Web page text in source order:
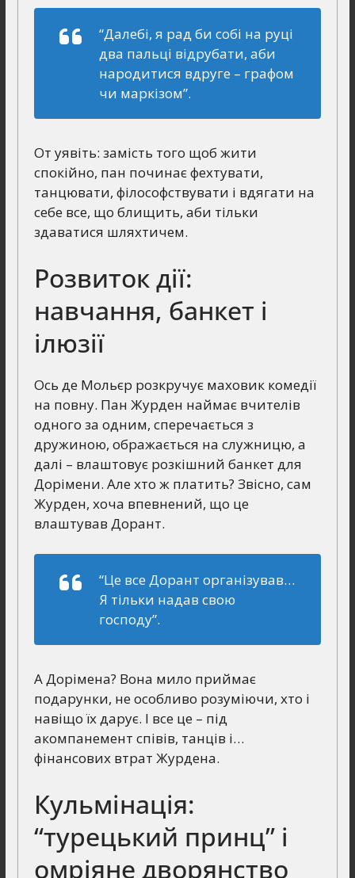
“Далебі, я рад би собі на руці
два пальці відрубати, аби
народитися вдруге – графом
чи маркізом”.
От уявіть: замість того щоб жити
спокійно, пан починає фехтувати,
танцювати, філософствувати і вдягати на
себе все, що блищить, аби тільки
здаватися шляхтичем.
Розвиток дії:
навчання, банкет і
ілюзії
Ось де Мольєр розкручує маховик комедії
на повну. Пан Журден наймає вчителів
одного за одним, сперечається з
дружиною, ображається на служницю, а
далі – влаштовує розкішний банкет для
Дорімени. Але хто ж платить? Звісно, сам
Журден, хоча впевнений, що це
влаштував Дорант.
“Це все Дорант організував…
Я тільки надав свою
господу”.
А Дорімена? Вона мило приймає
подарунки, не особливо розуміючи, хто і
навіщо їх дарує. І все це – під
акомпанемент співів, танців і…
фінансових втрат Журдена.
Кульмінація:
“турецький принц” і
омріяне дворянство